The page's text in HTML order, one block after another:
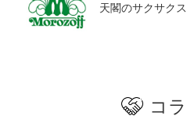
天閣のサクサク
コ